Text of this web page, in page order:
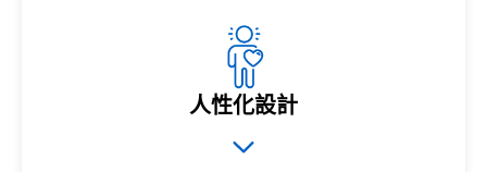
人性化設計